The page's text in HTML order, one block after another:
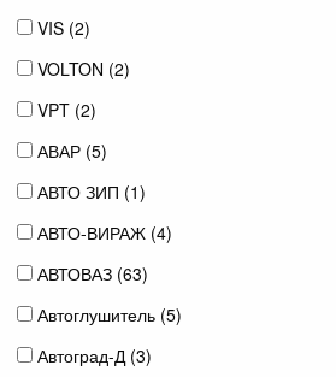
VIS (2)
VOLTON (2)
VPT (2)
АВАР (5)
АВТО ЗИП (1)
АВТО-ВИРАЖ (4)
АВТОВАЗ (63)
Автоглушитель (5)
Автоград-Д (3)